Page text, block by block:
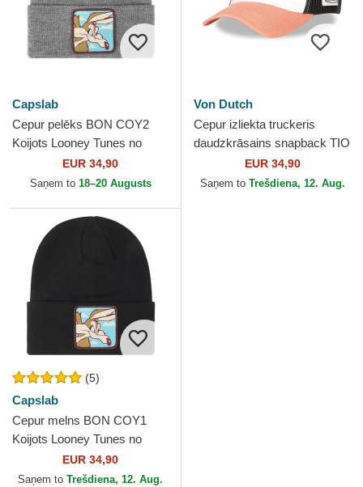
Capslab
Cepur pelēks BON COY2
Koijots Looney Tunes no
EUR 34,90
Saņem to 18–20 Augusts
Von Dutch
Cepur izliekta truckeris
daudzkrāsains snapback TIO
CB no Von Dutch
EUR 34,90
Saņem to Trešdiena, 12. Aug.
(5)
Capslab
Cepur melns BON COY1
Koijots Looney Tunes no
EUR 34,90
Saņem to Trešdiena, 12. Aug.